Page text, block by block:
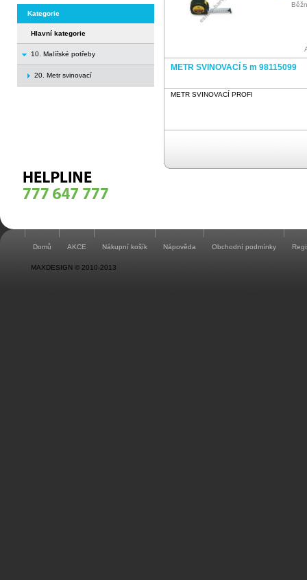
Kategorie
Hlavní kategorie
10. Malířské potřeby
20. Metr svinovací
METR SVINOVACÍ 5 m 98115099
METR SVINOVACÍ PROFI
Domů AKCE Nákupní košík Nápověda Obchodní podmínky
MAXDESIGN © 2010-2013